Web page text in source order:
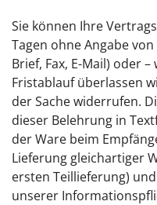
Sie können Ihre
Tagen ohne Angabe
Brief, Fax, E-Mail) oder
Fristablauf überlassen
der Sache widerrufen.
dieser Belehrung in
der Ware beim
Lieferung gleichartiger
ersten Teillieferung)
unserer